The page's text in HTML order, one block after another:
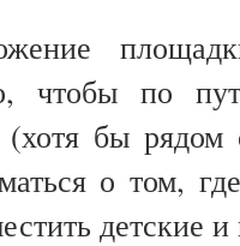
чтобы по
(хотя бы
о том,
детские